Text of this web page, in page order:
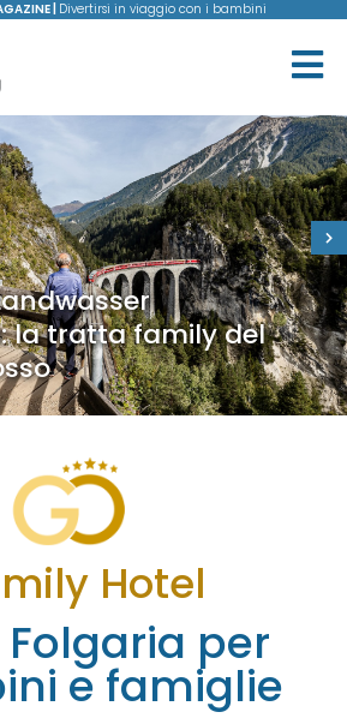
| Divertirsi in viaggio con i bambini
la tratta family del
Hotel
Folgaria per
e famiglie